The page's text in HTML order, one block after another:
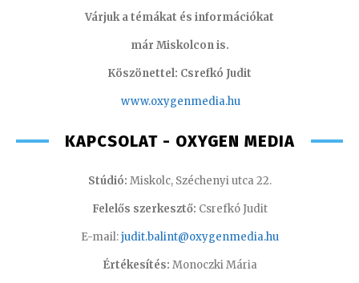
Várjuk a témákat és információkat
már Miskolcon is.
Köszönettel: Csrefkó Judit
www.oxygenmedia.hu
KAPCSOLAT - OXYGEN MEDIA
Stúdió: Miskolc, Széchenyi utca 22.
Felelős szerkesztő: Csrefkó Judit
E-mail:judit.balint@oxygenmedia.hu
Értékesítés: Monoczki Mária